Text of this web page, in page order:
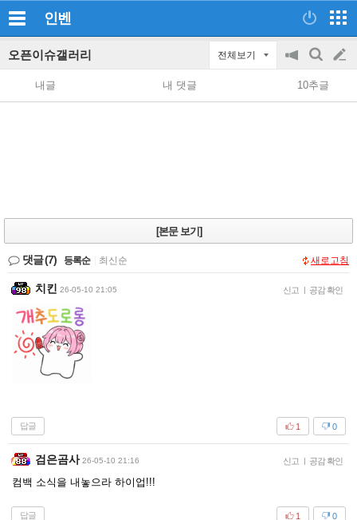
인벤
오픈이슈갤러리 전체보기
공
지
on/off
검
색
글
쓰
내글 내 댓글 10추글
[본문 보기]
댓글(7) 등록순 최신순 새로고침
치킨 26-05-10 21:05 신고 | 공감 확인
답글 0
1
검은곰사 26-05-10 21:16 신고 | 공감 확인
컴백 소식을 내놓으라 하이업!!!
답글 0
1